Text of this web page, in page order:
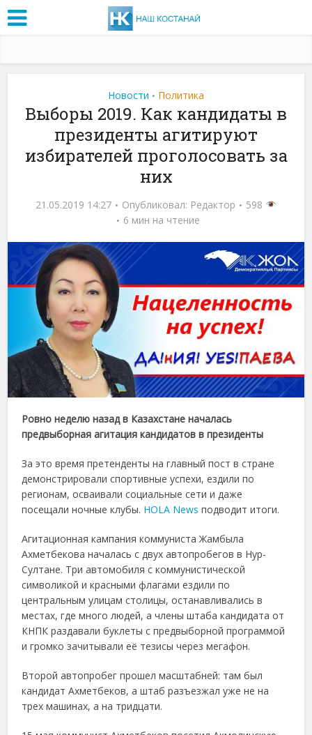
Новости • Политика
Выборы 2019. Как кандидаты в
президенты агитируют
избирателей проголосовать за
них
21.05.2019 14:27 Опубликовал: Редактор
598
6 мин на чтение
Ровно неделю назад в Казахстане началась
предвыборная агитация кандидатов в президенты
За это время претенденты на главный пост в стране
демонстрировали спортивные успехи, ездили по
регионам, осваивали социальные сети и даже
посещали ночные клубы. HOLA News подводит итоги.
Агитационная кампания коммуниста Жамбыла
Ахметбекова началась с двух автопробегов в Нур-
Султане. Три автомобиля с коммунистической
символикой и красными флагами ездили по
центральным улицам столицы, останавливались в
местах, где много людей, а члены штаба кандидата от
КНПК раздавали буклеты с предвыборной программой
и громко зачитывали её тезисы через мегафон.
Второй автопробег прошел масштабней: там был
кандидат Ахметбеков, а штаб разъезжал уже не на
трех машинах, а на тридцати.